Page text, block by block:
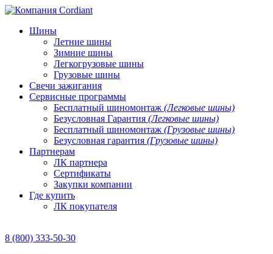
Шины
Летние шины
Зимние шины
Легкогрузовые шины
Грузовые шины
Свечи зажигания
Сервисные программы
Бесплатный шиномонтаж (Легковые шины)
Безусловная Гарантия (Легковые шины)
Бесплатный шиномонтаж (Грузовые шины)
Безусловная гарантия (Грузовые шины)
Партнерам
ЛК партнера
Сертификаты
Закупки компании
Где купить
ЛК покупателя
8 (800) 333-50-30